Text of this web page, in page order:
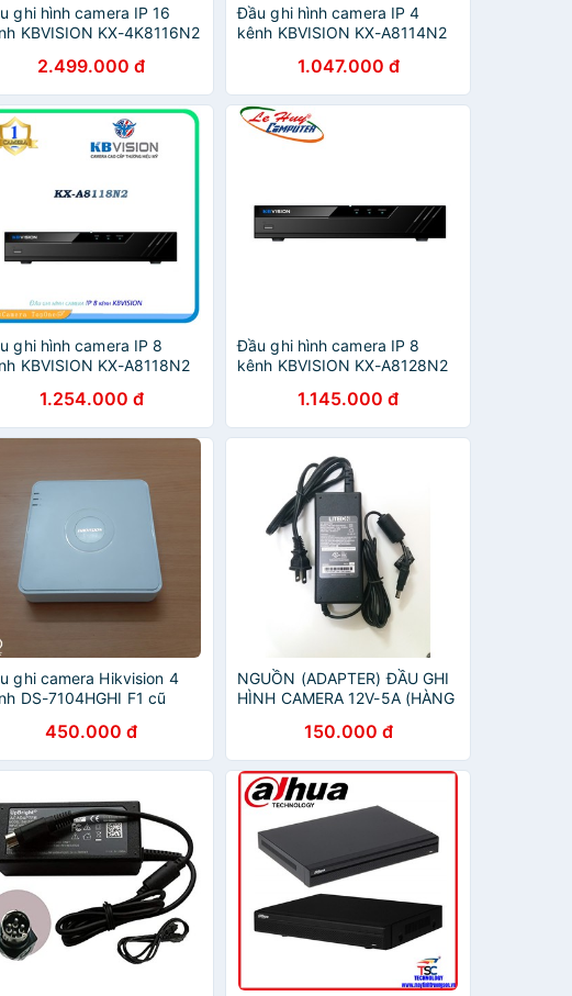
ghi hình camera IP 16
KBVISION KX-4K8116N2
2.499.000 đ
Đầu ghi hình camera IP 4
kênh KBVISION KX-A8114N2
1.047.000 đ
ghi hình camera IP 8
KBVISION KX-A8118N2
1.254.000 đ
Đầu ghi hình camera IP 8
kênh KBVISION KX-A8128N2
1.145.000 đ
ghi camera Hikvision 4
DS-7104HGHI F1 cũ
HD 3.0
450.000 đ
NGUỒN (ADAPTER) ĐẦU GHI
HÌNH CAMERA 12V-5A (HÀNG
150.000 đ